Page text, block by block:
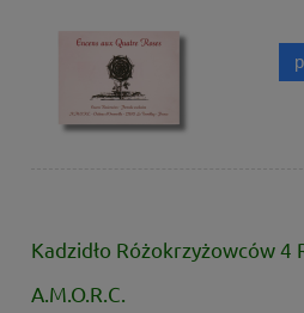
Kadzidło Różokrzyżowców 4
A.M.O.R.C.